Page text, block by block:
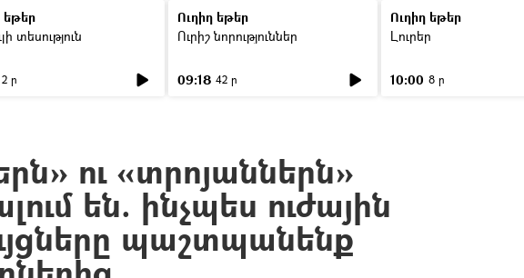
եթեր
տեսություն
2 ր
Ուղիղ եթեր
Ուրիշ նորություններ
09:18 42 ր
Ուղիղ եթեր
Լուրեր
10:00 8 ր
ու «տրոյաններն»
են. ինչպես ուժային
պաշտպանենք